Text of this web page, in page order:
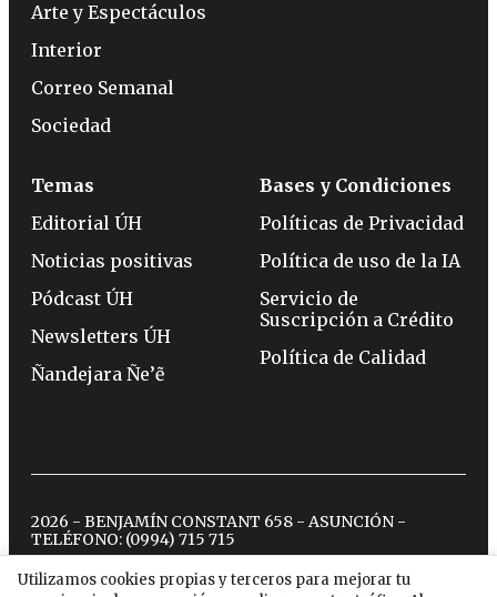
Utilizamos cookies propias y terceros para mejorar tu
Arte y Espectáculos
Interior
Correo Semanal
Sociedad
Temas
Editorial ÚH
Noticias positivas
Pódcast ÚH
Newsletters ÚH
Ñandejara Ñe’ẽ
Bases y Condiciones
Políticas de Privacidad
Política de uso de la IA
Servicio de
Suscripción a Crédito
Política de Calidad
2026 - BENJAMÍN CONSTANT 658 - ASUNCIÓN -
TELÉFONO: (0994) 715 715